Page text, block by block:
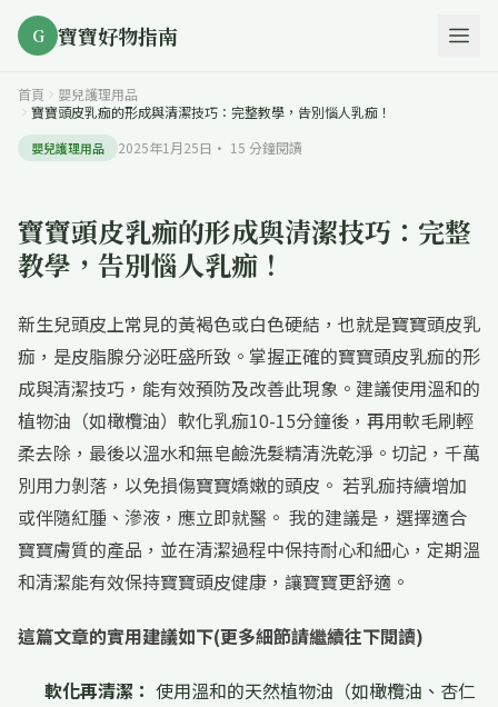
G 寶寶好物指南
首頁
嬰兒護理用品
寶寶頭皮乳痂的形成與清潔技巧：完整教學，告別惱人乳痂！
嬰兒護理用品 2025年1月25日 · 15 分鐘閱讀
寶寶頭皮乳痂的形成與清潔技巧：完整
教學，告別惱人乳痂！
新生兒頭皮上常見的黃褐色或白色硬結，也就是寶寶頭皮乳
痂，是皮脂腺分泌旺盛所致。掌握正確的寶寶頭皮乳痂的形
成與清潔技巧，能有效預防及改善此現象。建議使用溫和的
植物油（如橄欖油）軟化乳痂10-15分鐘後，再用軟毛刷輕
柔去除，最後以溫水和無皂鹼洗髮精清洗乾淨。切記，千萬
別用力剝落，以免損傷寶寶嬌嫩的頭皮。 若乳痂持續增加
或伴隨紅腫、滲液，應立即就醫。 我的建議是，選擇適合
寶寶膚質的產品，並在清潔過程中保持耐心和細心，定期溫
和清潔能有效保持寶寶頭皮健康，讓寶寶更舒適。
這篇文章的實用建議如下(更多細節請繼續往下閱讀)
軟化再清潔： 使用溫和的天然植物油（如橄欖油、杏仁